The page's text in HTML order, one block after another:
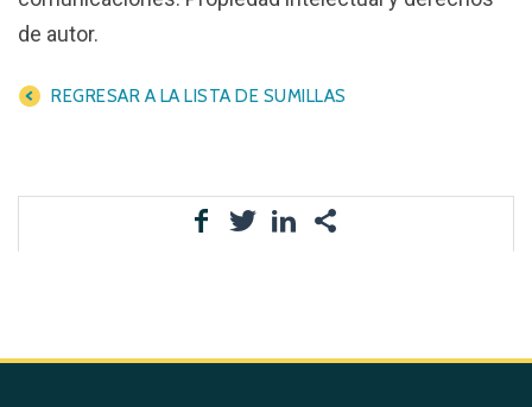
de autor.
REGRESAR A LA LISTA DE SUMILLAS